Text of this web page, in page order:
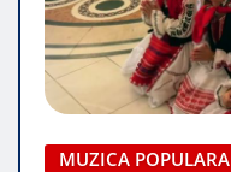
MUZICA POPULARA